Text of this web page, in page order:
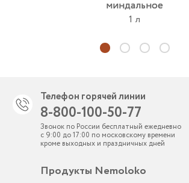
миндальное
1 л
Телефон горячей линии
8-800-100-50-77
Звонок по России бесплатный ежедневно
с 9:00 до 17:00 по московскому времени
кроме выходных и праздничных дней
Продукты Nemoloko